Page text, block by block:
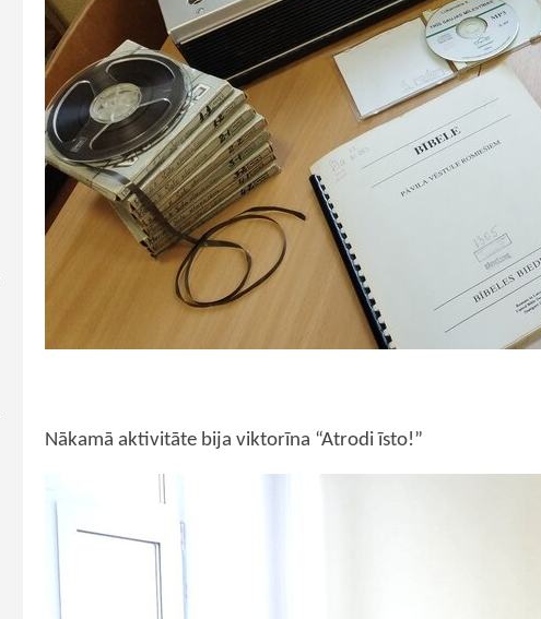
Nākamā aktivitāte bija viktorīna “Atrodi īsto!”